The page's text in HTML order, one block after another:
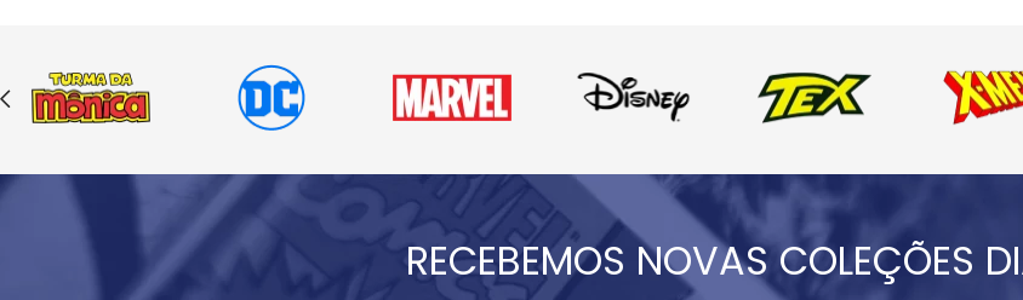
RECEBEMOS NOVAS COLEÇÕES